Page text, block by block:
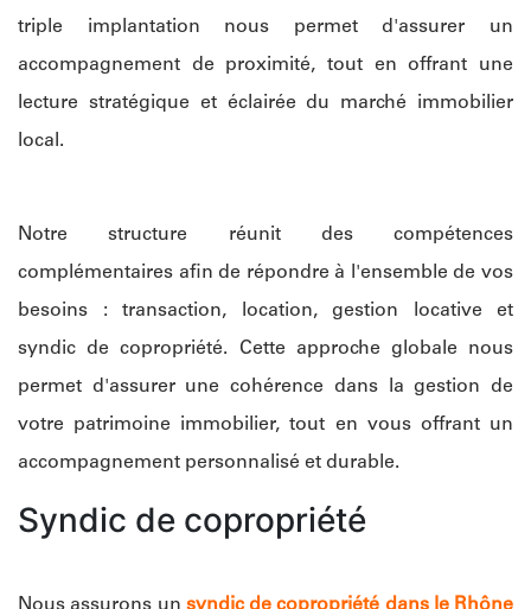
triple implantation nous permet d'assurer un
accompagnement de proximité, tout en offrant une
lecture stratégique et éclairée du marché immobilier
local.
Notre structure réunit des compétences
complémentaires afin de répondre à l'ensemble de vos
besoins : transaction, location, gestion locative et
syndic de copropriété. Cette approche globale nous
permet d'assurer une cohérence dans la gestion de
votre patrimoine immobilier, tout en vous offrant un
accompagnement personnalisé et durable.
Syndic de copropriété